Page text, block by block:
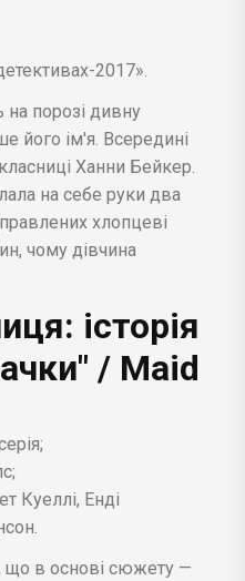
2017».
порозі дивну
його ім'я. Всередині
Ханни Бейкер.
на себе руки два
хлопцеві
чому дівчина
історія
/ Maid
Куеллі, Енді
що в основі сюжету —